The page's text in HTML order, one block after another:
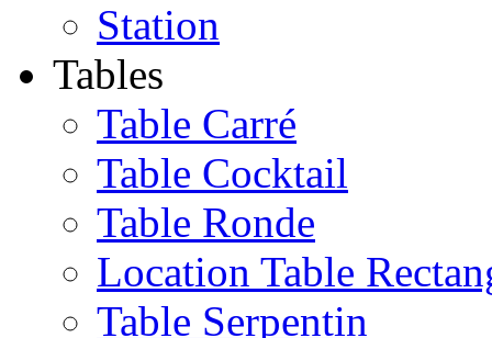
Station
Tables
Table Carré
Table Cocktail
Table Ronde
Location Table
Table Serpentin